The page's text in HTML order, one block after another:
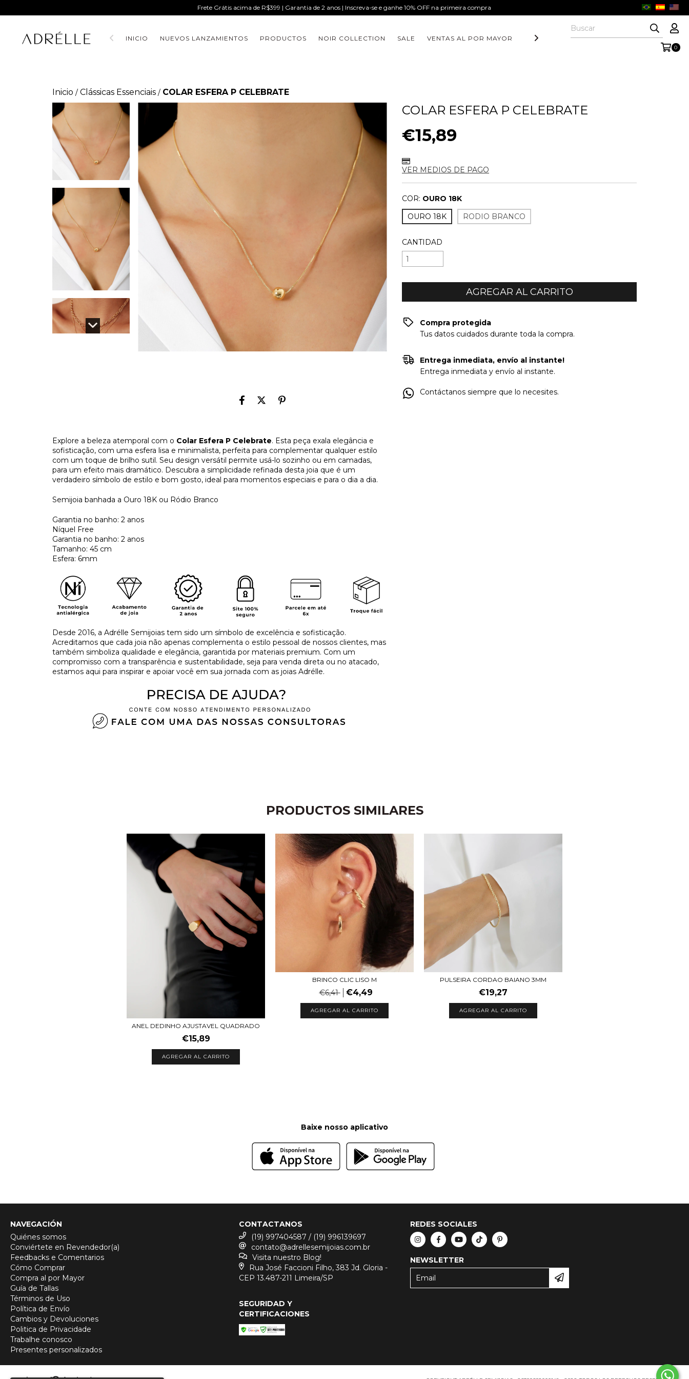
Frete Grátis acima de R$399 | Garantia de 2 anos | Inscreva-se e ganhe 10% OFF na primeira compra
INICIO NUEVOS LANZAMIENTOS PRODUCTOS NOIR COLLECTION SALE VENTAS AL POR MAYOR DIA DOS PAIS COLEÇÃO AURORA
0
Inicio / Clássicas Essenciais / COLAR ESFERA P CELEBRATE
Explore a beleza atemporal com o Colar Esfera P Celebrate. Esta peça exala elegância e
sofisticação, com uma esfera lisa e minimalista, perfeita para complementar qualquer estilo
com um toque de brilho sutil. Seu design versátil permite usá-lo sozinho ou em camadas,
para um efeito mais dramático. Descubra a simplicidade refinada desta joia que é um
verdadeiro símbolo de estilo e bom gosto, ideal para momentos especiais e para o dia a dia.
Semijoia banhada a Ouro 18K ou Ródio Branco
Garantia no banho: 2 anos
Níquel Free
Garantia no banho: 2 anos
Tamanho: 45 cm
Esfera: 6mm
Desde 2016, a Adrélle Semijoias tem sido um símbolo de excelência e sofisticação.
Acreditamos que cada joia não apenas complementa o estilo pessoal de nossos clientes, mas
também simboliza qualidade e elegância, garantida por materiais premium. Com um
compromisso com a transparência e sustentabilidade, seja para venda direta ou no atacado,
estamos aqui para inspirar e apoiar você em sua jornada com as joias Adrélle.
COLAR ESFERA P CELEBRATE
€15,89
VER MEDIOS DE PAGO
COR: OURO 18K
OURO 18K
RODIO BRANCO
CANTIDAD
Compra protegida
Tus datos cuidados durante toda la compra.
Entrega inmediata, envío al instante!
Entrega inmediata y envío al instante.
Contáctanos siempre que lo necesites.
PRODUCTOS SIMILARES
ANEL DEDINHO AJUSTAVEL QUADRADO
€15,89
AGREGAR AL CARRITO
BRINCO CLIC LISO M
€6,41 €4,49
AGREGAR AL CARRITO
PULSEIRA CORDAO BAIANO 3MM
€19,27
AGREGAR AL CARRITO
Baixe nosso aplicativo
NAVEGACIÓN
Quiénes somos
Conviértete en Revendedor(a)
Feedbacks e Comentarios
Cómo Comprar
Compra al por Mayor
Guía de Tallas
Términos de Uso
Política de Envío
Cambios y Devoluciones
Politica de Privacidade
Trabalhe conosco
Presentes personalizados
CONTACTANOS
(19) 997404587 / (19) 996139697
contato@adrellesemijoias.com.br
Visita nuestro Blog!
Rua José Faccioni Filho, 383 Jd. Gloria -
CEP 13.487-211 Limeira/SP
REDES SOCIALES
NEWSLETTER
SEGURIDAD Y
CERTIFICACIONES